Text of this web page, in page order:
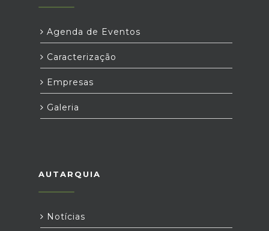
Agenda de Eventos
Caracterização
Empresas
Galeria
AUTARQUIA
Notícias